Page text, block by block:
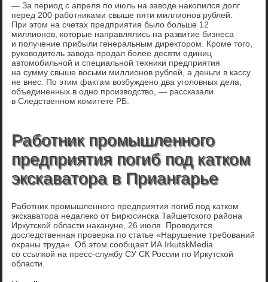
— За период с апреля по июль на заводе накопился долг
перед 200 работниками свыше пяти миллионов рублей.
При этом на счетах предприятия было больше 12
миллионов, которые направлялись на развитие бизнеса
и получение прибыли генеральным директором. Кроме того,
руководитель завода продал более десяти единиц
автомобильной и специальной техники предприятия
на сумму свыше восьми миллионов рублей, а деньги в кассу
не внес. По этим фактам возбуждено два уголовных дела,
объединенных в одно производство, — рассказали
в Следственном комитете РБ.
Работник промышленного
предприятия погиб под катком
экскаватора в Приангарье
Работник промышленного предприятия погиб под катком
экскаватора недалеко от Бирюсинска Тайшетского района
Иркутской области накануне, 26 июля. Проводится
доследственная проверка по статье «Нарушение требований
охраны труда». Об этом сообщает ИА IrkutskMedia
со ссылкой на пресс-службу СУ СК России по Иркутской
области.